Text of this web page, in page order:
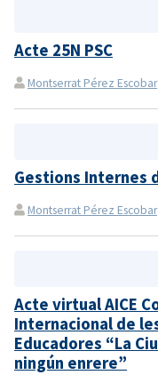
Acte 25N PSC
Montserrat Pérez Escobar
Gestions Internes
Montserrat Pérez Escobar
Acte virtual AICE
Internacional de
Educadores “La
ningún enrere”